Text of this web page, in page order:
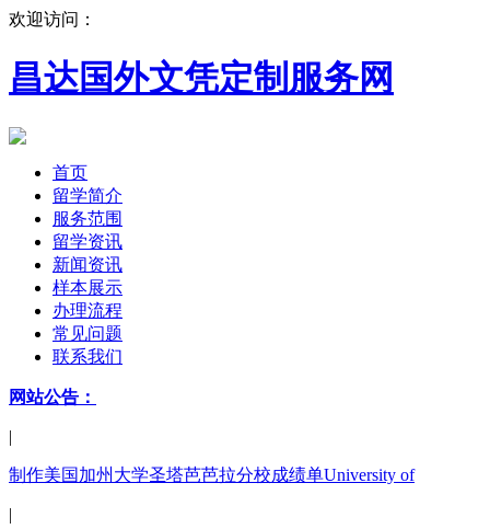
欢迎访问：
昌达国外文凭定制服务网
首页
留学简介
服务范围
留学资讯
新闻资讯
样本展示
办理流程
常见问题
联系我们
网站公告：
|
制作美国加州大学圣塔芭芭拉分校成绩单University of
|